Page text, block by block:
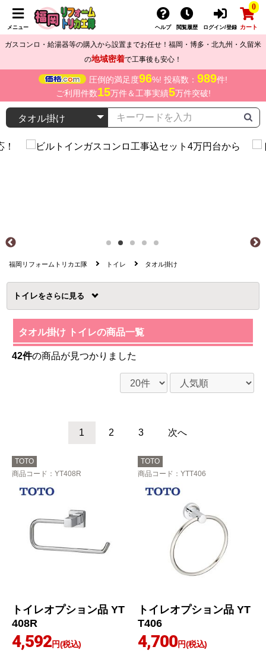
メニュー ヘルプ 閲覧履歴 ログイン/登録
0
カート
ガスコンロ・給湯器等の購入から設置までお任せ！福岡・博多・北九州・久留米
の地域密着で工事後も安心！
圧倒的満足度96%! 投稿数： 989件!
ご利用件数15万件＆工事実績5万件突破!
福岡リフォームトリカエ隊 トイレ タオル掛け
トイレを
タオル掛け トイレの商品一覧
42件の商品が見つかりました
1 2 3 次へ
TOTO
商品コード ：YT408R
トイレオプション品 YT
408R
4,592円(税込)
TOTO
商品コード ：YTT406
トイレオプション品 YT
T406
4,700円(税込)